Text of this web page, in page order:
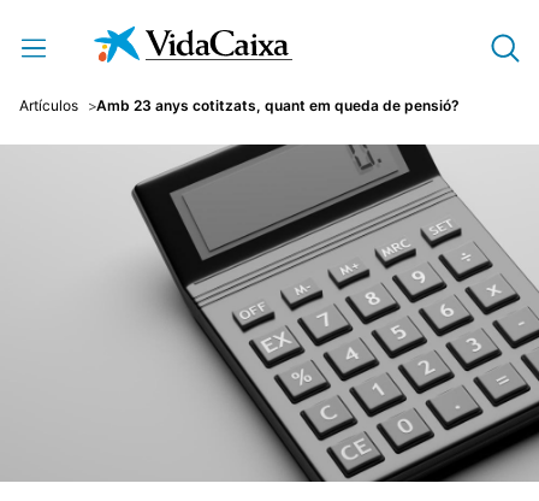
Salta al contingut principal
Artículos Amb 23 anys cotitzats, quant em queda de pensió?